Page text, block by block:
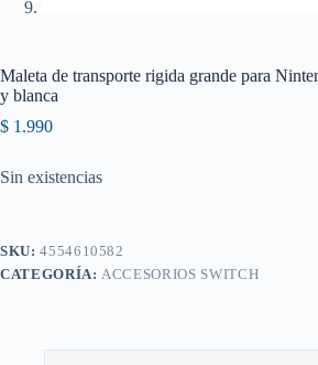
Maleta de transporte rigida grande para
y blanca
$ 1.990
Sin existencias
SKU:4554610582
CATEGORÍA: ACCESORIOS SWITCH